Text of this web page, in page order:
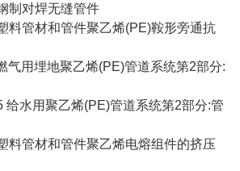
制对焊无缝管件
料管材和管件聚乙烯(PE)鞍形旁通抗
气用埋地聚乙烯(PE)管道系统第2部分:
给水用聚乙烯(PE)管道系统第2部分:管
料管材和管件聚乙烯电熔组件的挤压